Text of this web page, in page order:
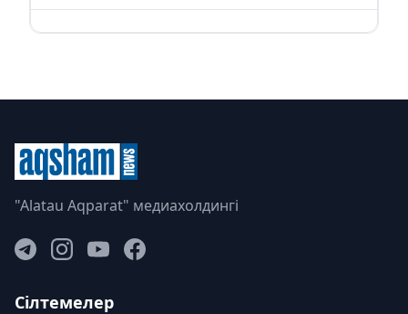
"Alatau Aqparat" медиахолдингі
Сілтемелер